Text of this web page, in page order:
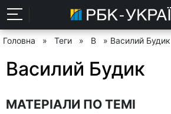
Головна » Теги » В » Василий Будик
Василий Будик
МАТЕРІАЛИ ПО ТЕМІ